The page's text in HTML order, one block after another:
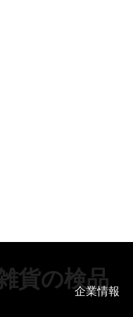
貨の検品
企業情報